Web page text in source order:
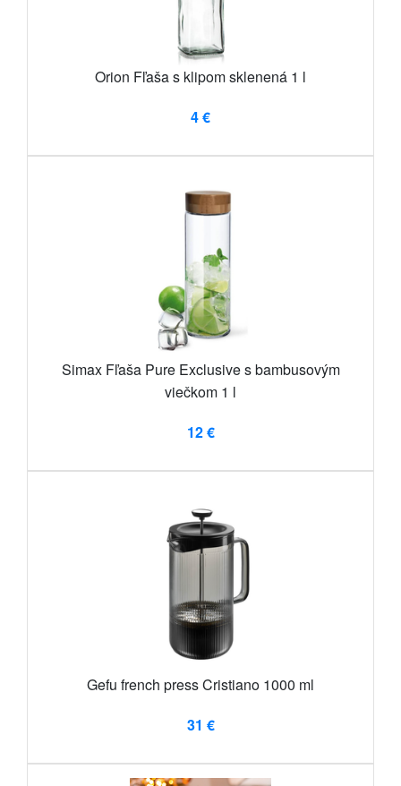
Orion Fľaša s klipom sklenená 1 l
4 €
Simax Fľaša Pure Exclusive s bambusovým
viečkom 1 l
12 €
Gefu french press Cristiano 1000 ml
31 €